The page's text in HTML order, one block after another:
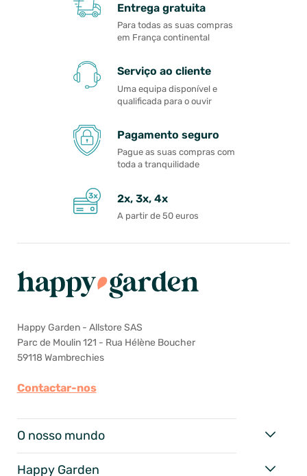
Entrega gratuita
Para todas as suas compras
em França continental
Serviço ao cliente
Uma equipa disponível e
qualificada para o ouvir
Pagamento seguro
Pague as suas compras com
toda a tranquilidade
2x, 3x, 4x
A partir de 50 euros
Happy Garden - Allstore SAS
Parc de Moulin 121 - Rua Hélène Boucher
59118 Wambrechies
Contactar-nos
O nosso mundo
Happy Garden